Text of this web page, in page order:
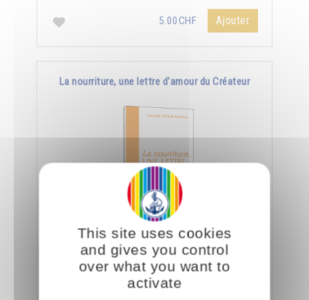
5.00CHF Ajouter
La nourriture, une lettre d'amour du Créateur
Le jour où nous aurons appris à manger
consciemment, nous saurons déchiffrer tout ce
que le Créateur nous dit à travers la nourriture.
This site uses cookies
and gives you control
over what you want to
activate